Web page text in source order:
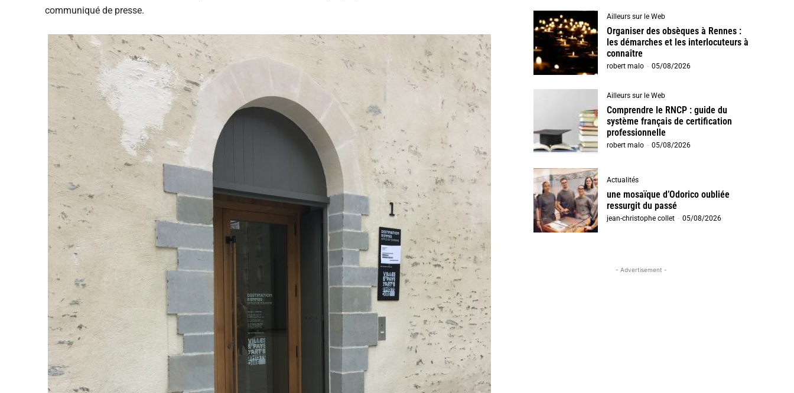
communiqué de presse.
Ailleurs sur le Web
Organiser des obsèques à Rennes :
les démarches et les interlocuteurs à
connaître
robert malo - 05/08/2026
Ailleurs sur le Web
Comprendre le RNCP : guide du
système français de certification
professionnelle
robert malo - 05/08/2026
Actualités
une mosaïque d’Odorico oubliée
ressurgit du passé
jean-christophe collet - 05/08/2026
- Advertisement -